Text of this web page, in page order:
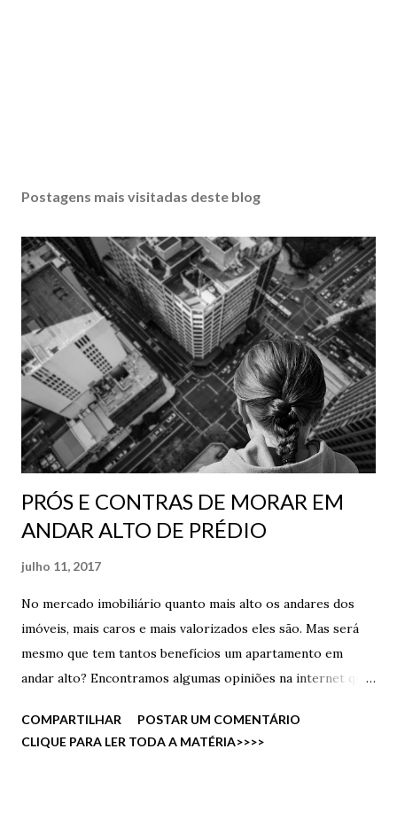
Postagens mais visitadas deste blog
PRÓS E CONTRAS DE MORAR EM
ANDAR ALTO DE PRÉDIO
julho 11, 2017
No mercado imobiliário quanto mais alto os andares dos
imóveis, mais caros e mais valorizados eles são. Mas será
mesmo que tem tantos benefícios um apartamento em
andar alto? Encontramos algumas opiniões na internet que
andar alto, a sensação de ver toda a cidade e até dar uma
espiada em como está o trânsito sem ter que olhar nenhum
COMPARTILHAR
POSTAR UM COMENTÁRIO
CLIQUE PARA LER TODA A MATÉRIA>>>>